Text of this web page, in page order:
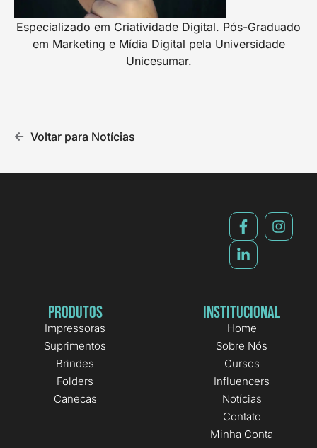
Especializado em Criatividade Digital. Pós-Graduado
em Marketing e Mídia Digital pela Universidade
Unicesumar.
Voltar para Notícias
Produtos
Impressoras
Suprimentos
Brindes
Folders
Canecas
Institucional
Home
Sobre Nós
Cursos
Influencers
Notícias
Contato
Minha Conta